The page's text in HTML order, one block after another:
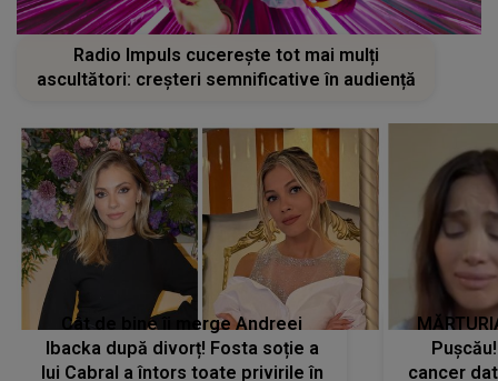
Radio Impuls cucerește tot mai mulți
ascultători: creșteri semnificative în audiență
Cât de bine îi merge Andreei
Ibacka după divorț! Fosta soție a
lui Cabral a întors toate privirile în
cancer